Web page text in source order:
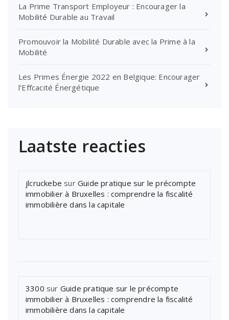
La Prime Transport Employeur : Encourager la
Mobilité Durable au Travail
Promouvoir la Mobilité Durable avec la Prime à la
Mobilité
Les Primes Énergie 2022 en Belgique: Encourager
l’Effcacité Énergétique
Laatste reacties
jlcruckebe sur Guide pratique sur le précompte
immobilier à Bruxelles : comprendre la fiscalité
immobilière dans la capitale
3300 sur Guide pratique sur le précompte
immobilier à Bruxelles : comprendre la fiscalité
immobilière dans la capitale